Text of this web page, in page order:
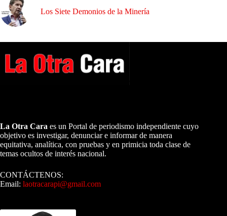
Los Siete Demonios de la Minería
La Otra Cara es un Portal de periodismo independiente cuyo
objetivo es investigar, denunciar e informar de manera
equitativa, analítica, con pruebas y en primicia toda clase de
temas ocultos de interés nacional.
CONTÁCTENOS:
Email: laotracarapi@gmail.com